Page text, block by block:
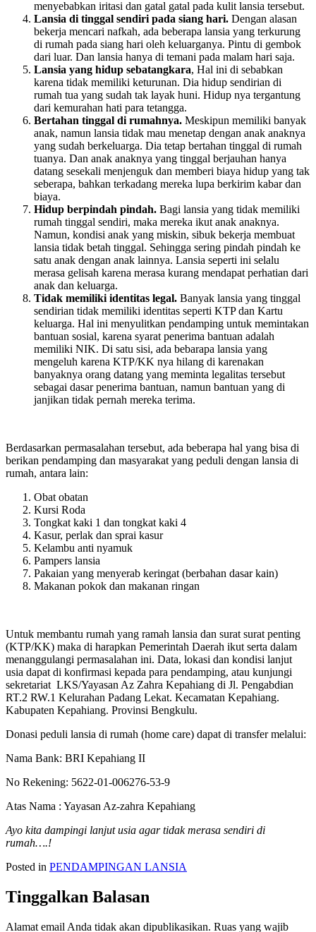
menyebabkan iritasi dan gatal gatal pada kulit lansia tersebut.
Lansia di tinggal sendiri pada siang hari. Dengan alasan
bekerja mencari nafkah, ada beberapa lansia yang terkurung
di rumah pada siang hari oleh keluarganya. Pintu di gembok
dari luar. Dan lansia hanya di temani pada malam hari saja.
Lansia yang hidup sebatangkara, Hal ini di sebabkan
karena tidak memiliki keturunan. Dia hidup sendirian di
rumah tua yang sudah tak layak huni. Hidup nya tergantung
dari kemurahan hati para tetangga.
Bertahan tinggal di rumahnya. Meskipun memiliki banyak
anak, namun lansia tidak mau menetap dengan anak anaknya
yang sudah berkeluarga. Dia tetap bertahan tinggal di rumah
tuanya. Dan anak anaknya yang tinggal berjauhan hanya
datang sesekali menjenguk dan memberi biaya hidup yang tak
seberapa, bahkan terkadang mereka lupa berkirim kabar dan
biaya.
Hidup berpindah pindah. Bagi lansia yang tidak memiliki
rumah tinggal sendiri, maka mereka ikut anak anaknya.
Namun, kondisi anak yang miskin, sibuk bekerja membuat
lansia tidak betah tinggal. Sehingga sering pindah pindah ke
satu anak dengan anak lainnya. Lansia seperti ini selalu
merasa gelisah karena merasa kurang mendapat perhatian dari
anak dan keluarga.
Tidak memiliki identitas legal. Banyak lansia yang tinggal
sendirian tidak memiliki identitas seperti KTP dan Kartu
keluarga. Hal ini menyulitkan pendamping untuk memintakan
bantuan sosial, karena syarat penerima bantuan adalah
memiliki NIK. Di satu sisi, ada bebarapa lansia yang
mengeluh karena KTP/KK nya hilang di karenakan
banyaknya orang datang yang meminta legalitas tersebut
sebagai dasar penerima bantuan, namun bantuan yang di
janjikan tidak pernah mereka terima.
Berdasarkan permasalahan tersebut, ada beberapa hal yang bisa di
berikan pendamping dan masyarakat yang peduli dengan lansia di
rumah, antara lain:
Obat obatan
Kursi Roda
Tongkat kaki 1 dan tongkat kaki 4
Kasur, perlak dan sprai kasur
Kelambu anti nyamuk
Pampers lansia
Pakaian yang menyerab keringat (berbahan dasar kain)
Makanan pokok dan makanan ringan
Untuk membantu rumah yang ramah lansia dan surat surat penting
(KTP/KK) maka di harapkan Pemerintah Daerah ikut serta dalam
menanggulangi permasalahan ini. Data, lokasi dan kondisi lanjut
usia dapat di konfirmasi kepada para pendamping, atau kunjungi
sekretariat LKS/Yayasan Az Zahra Kepahiang di Jl. Pengabdian
RT.2 RW.1 Kelurahan Padang Lekat. Kecamatan Kepahiang.
Kabupaten Kepahiang. Provinsi Bengkulu.
Donasi peduli lansia di rumah (home care) dapat di transfer melalui:
Nama Bank: BRI Kepahiang II
No Rekening: 5622-01-006276-53-9
Atas Nama : Yayasan Az-zahra Kepahiang
Ayo kita dampingi lanjut usia agar tidak merasa sendiri di
rumah….!
Posted in PENDAMPINGAN LANSIA
Tinggalkan Balasan
Alamat email Anda tidak akan dipublikasikan. Ruas yang wajib